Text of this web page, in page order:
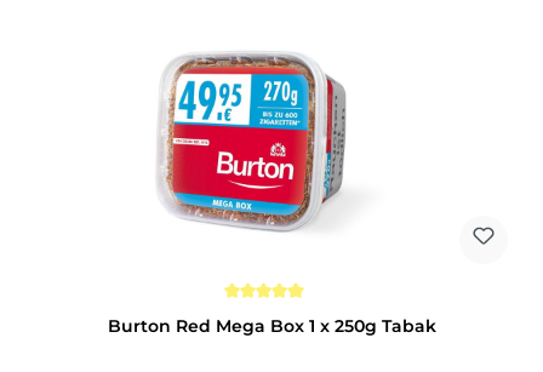
Burton Red Mega Box 1 x 250g Tabak